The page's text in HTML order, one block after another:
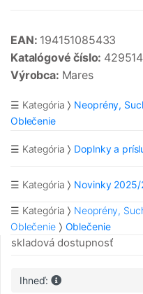
EAN: 194151085433
Katalógové číslo: 429514
Výrobca: Mares
☰ Kategória
Neoprény,
Oblečenie
☰ Kategória Doplnky a
☰ Kategória Novinky 2025/
☰ Kategória
Neoprény,
Oblečenie
Oblečenie
skladová dostupnosť
Ihneď: